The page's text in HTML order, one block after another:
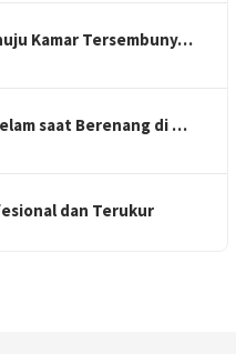
Kamar Tersembuny…
saat Berenang di …
dan Terukur